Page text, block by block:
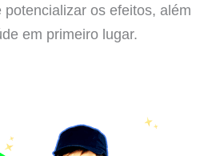
os efeitos, além
em primeiro lugar.